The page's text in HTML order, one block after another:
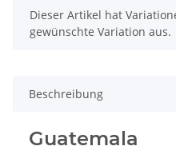
x
Dieser Artikel hat
gewünschte Variation aus.
Beschreibung
Guatemala